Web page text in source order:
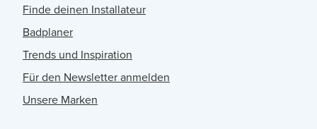
Finde deinen Installateur
Badplaner
Trends und Inspiration
Für den Newsletter anmelden
Unsere Marken